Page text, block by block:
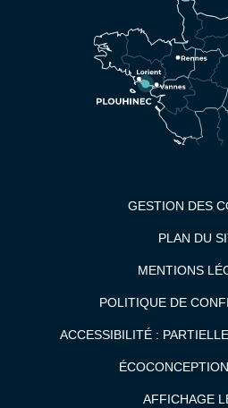
GESTION DES
PLAN DU
MENTIONS
POLITIQUE DE
ACCESSIBILITÉ :
AFFICHAGE